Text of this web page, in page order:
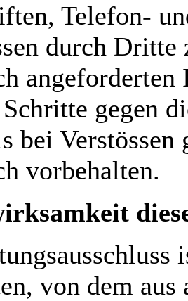
Telefon-
durch
gegen
bei Verstössen
vorbehalten.
von dem